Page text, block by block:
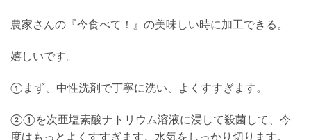
農家さんの『今食べて！』の美味しい時に加工できる。
嬉しいです。
①まず、中性洗剤で丁寧に洗い、よくすすぎます。
②①を次亜塩素酸ナトリウム溶液に浸して殺菌して、今
度はもっとよくすすぎます。水気をしっかり切ります。